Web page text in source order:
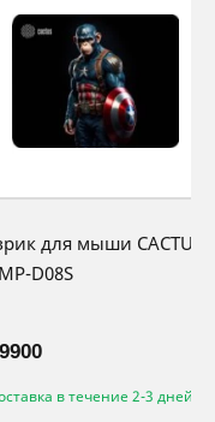
для мыши CACTUS
D08S
в течение 2-3 дней